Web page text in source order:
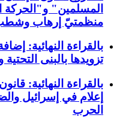
المسلمين" و"الحركة
منظمتيّ إرهاب وشطب
بالقراءة النهائية:
تزويدها بالبنى
بالقراءة النهائية:
إعلام في إسرائيل
الحرب